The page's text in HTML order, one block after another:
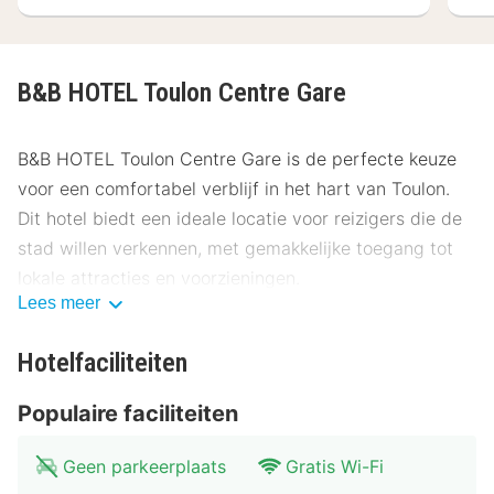
B&B HOTEL Toulon Centre Gare
B&B HOTEL Toulon Centre Gare is de perfecte keuze
voor een comfortabel verblijf in het hart van Toulon.
Dit hotel biedt een ideale locatie voor reizigers die de
stad willen verkennen, met gemakkelijke toegang tot
lokale attracties en voorzieningen.
Gelegen in het centrum van Toulon, biedt B&B HOTEL
stad te ontdekken. Het hotel ligt op slechts enkele
minuten van het centrale plein en de belangrijkste
winkelstraten. Bezienswaardigheden zoals het Musée
Lees meer
Hotelfaciliteiten
Populaire faciliteiten
Geen parkeerplaats
Gratis Wi-Fi